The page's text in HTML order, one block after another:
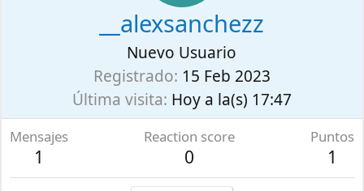
__alexsanchezz
Nuevo Usuario
Registrado 15 Feb 2023
Última visita Hoy a la(s) 17:47
Mensajes
1
Reaction score
0
Puntos
1